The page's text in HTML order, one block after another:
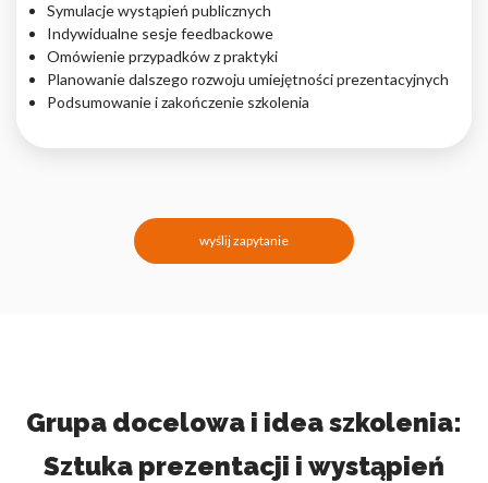
Symulacje wystąpień publicznych
Indywidualne sesje feedbackowe
Omówienie przypadków z praktyki
Planowanie dalszego rozwoju umiejętności prezentacyjnych
Podsumowanie i zakończenie szkolenia
wyślij zapytanie
Grupa docelowa i idea szkolenia:
Sztuka prezentacji i wystąpień